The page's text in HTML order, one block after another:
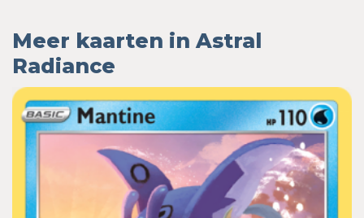
Meer kaarten in Astral
Radiance